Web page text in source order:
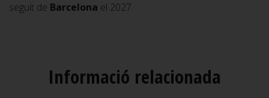
seguit de Barcelona el 2027.
Informació relacionada